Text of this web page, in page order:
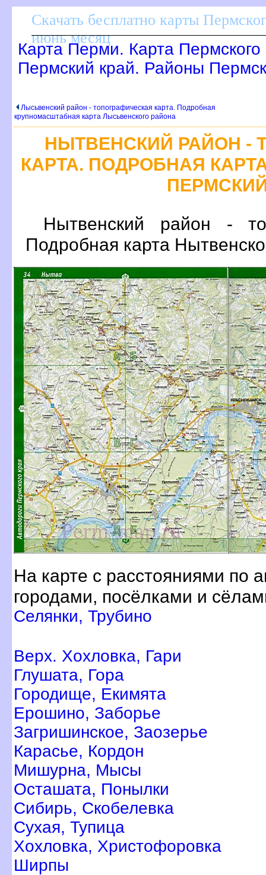
Скачать бесплатно карты
июнь месяц
Карта Перми. Карта
Пермский край. Районы
Лысьвенский район - топографическая карта. Подробная
крупномасштабная карта Лысьвенского района
НЫТВЕНСКИЙ РАЙОН -
КАРТА. ПОДРОБНАЯ
Нытвенский район -
Подробная карта
На карте с расстояниями по
ородами, посёлками и
Селянки, Трубино
ерх. Хохловка, Гари
Глушата, Гора
Городище, Екимята
Ерошино, Заборье
Загришинское, Заозерье
Карасье, Кордон
Мишурна, Мысы
Осташата, Понылки
Сибирь, Скобелевка
Сухая, Тупица
Хохловка, Христофоровка
Ширпы